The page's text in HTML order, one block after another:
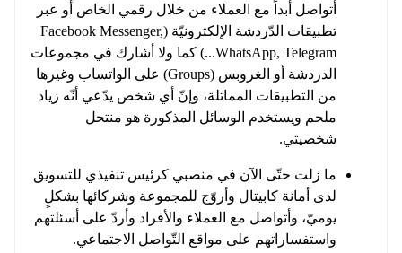
أتواصل أبداً مع العملاء من خلال رقمي الخاص أو عبر
تطبيقات الدّردشة الإلكترونيّة (Facebook Messenger,
WhatsApp, Telegram...) كما ولا أشارك في مجموعات
الدردشة أو الغروبس (Groups) على الواتساب وغيرها
من التطبيقات المماثلة، وإنّ أي شخص يدّعي أنّه زياد
ملحم ويستخدم الوسائل المذكورة هو منتحل
شخصيتي.
ما زلت حتّى الآن في منصبي كرئيس تنفيذي للتسويق
لدى أمانة كابيتال وأروّج للمجموعة وشركائها بشكلٍ
يوميّ، وأتواصل مع العملاء والأفراد وأردّ على أسئلتهم
واستفساراتهم على مواقع التّواصل الاجتماعي.